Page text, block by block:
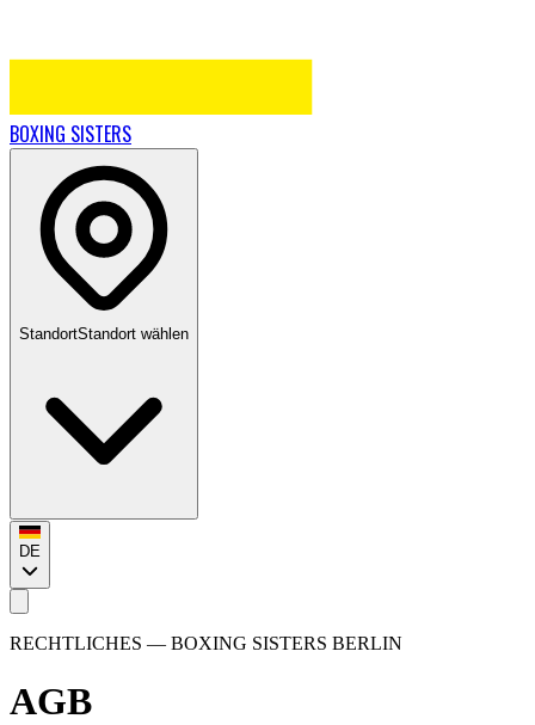
BOXING SISTERS
StandortStandort wählen
DE
RECHTLICHES — BOXING SISTERS BERLIN
AGB